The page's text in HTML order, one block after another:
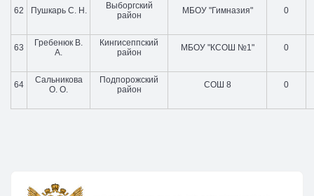
62 Пушкарь С. Н.
Выборгский
район
МБОУ "Гимназия" 0
63
Гребенюк В.
А.
Кингисеппский
район
МБОУ "КСОШ №1" 0
64
Сальникова
О. О.
Подпорожский
район
СОШ 8 0